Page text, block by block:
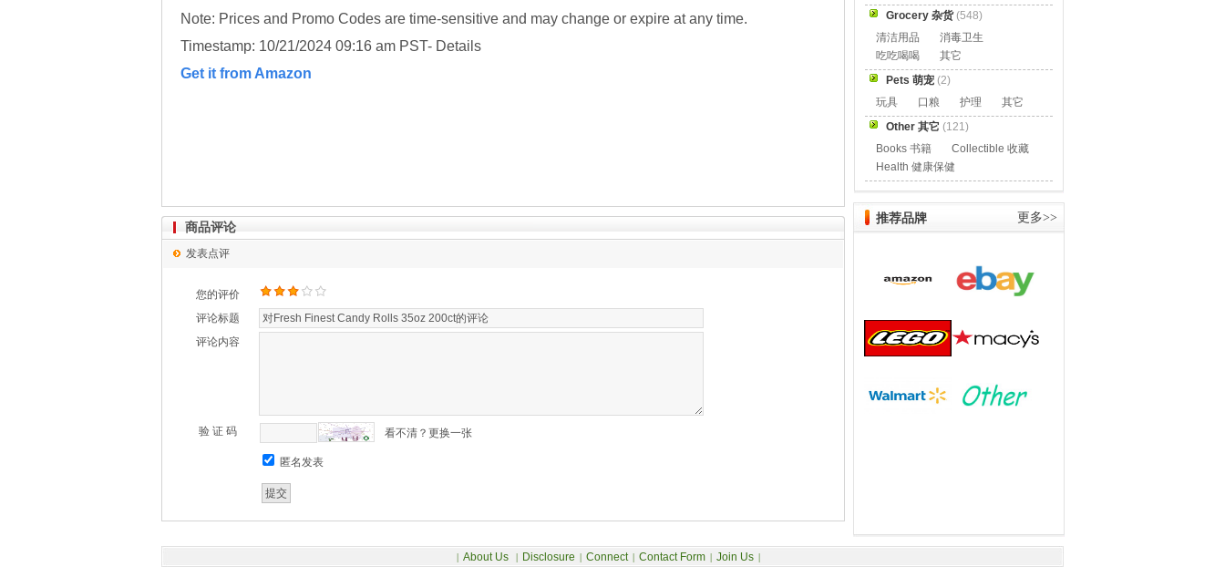
Note: Prices and Promo Codes are time-sensitive and may change or expire at any time.
Timestamp: 10/21/2024 09:16 am PST- Details
Get it from Amazon
商品评论
发表点评
您的评价
评论标题
评论内容
验 证 码 看不清？更换一张
匿名发表
Grocery 杂货(548)
清洁用品
消毒卫生
吃吃喝喝
其它
Pets 萌宠 (2)
玩具
口粮 护理
其它
Other 其它 (121)
Books 书籍
Collectible 收藏
Health 健康保健
推荐品牌 更多>>
| About Us | Disclosure | Connect | Contact Form | Join Us |